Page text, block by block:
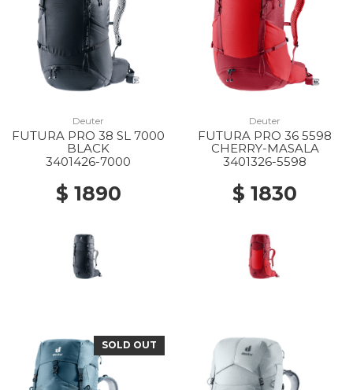
Deuter
FUTURA PRO 38 SL 7000
BLACK
3401426-7000
$ 1890
Deuter
FUTURA PRO 36 5598
CHERRY-MASALA
3401326-5598
$ 1830
SOLD OUT